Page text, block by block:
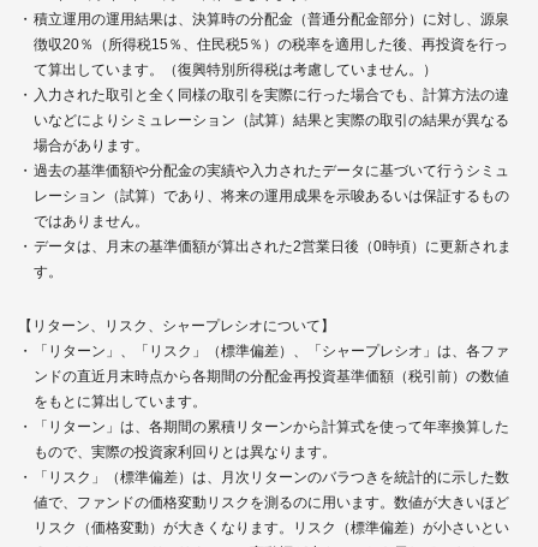
積立運用の運用結果は、決算時の分配金（普通分配金部分）に対し、源泉
徴収20％（所得税15％、住民税5％）の税率を適用した後、再投資を行っ
て算出しています。（復興特別所得税は考慮していません。）
入力された取引と全く同様の取引を実際に行った場合でも、計算方法の違
いなどによりシミュレーション（試算）結果と実際の取引の結果が異なる
場合があります。
過去の基準価額や分配金の実績や入力されたデータに基づいて行うシミュ
レーション（試算）であり、将来の運用成果を示唆あるいは保証するもの
ではありません。
データは、月末の基準価額が算出された2営業日後（0時頃）に更新されま
す。
【リターン、リスク、シャープレシオについて】
「リターン」、「リスク」（標準偏差）、「シャープレシオ」は、各ファ
ンドの直近月末時点から各期間の分配金再投資基準価額（税引前）の数値
をもとに算出しています。
「リターン」は、各期間の累積リターンから計算式を使って年率換算した
もので、実際の投資家利回りとは異なります。
「リスク」（標準偏差）は、月次リターンのバラつきを統計的に示した数
値で、ファンドの価格変動リスクを測るのに用います。数値が大きいほど
リスク（価格変動）が大きくなります。リスク（標準偏差）が小さいとい